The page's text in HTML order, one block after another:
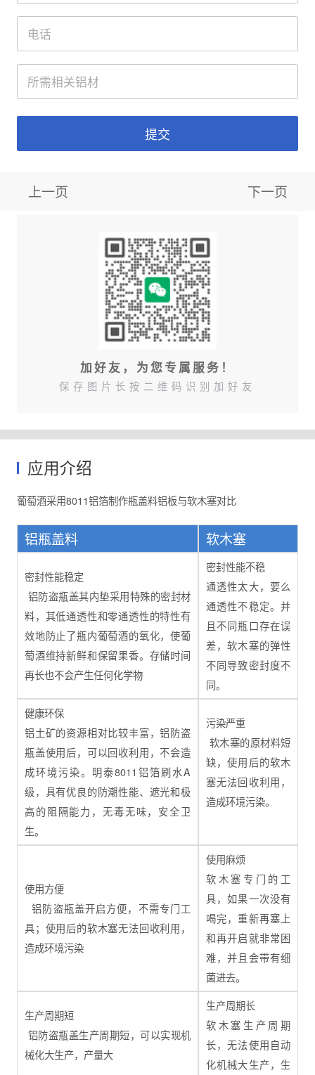
提交
上一页 下一页
加好友，为您专属服务！
保存图片长按二维码识别加好友
应用介绍
葡萄酒采用8011铝箔制作瓶盖料铝板与软木塞对比
铝瓶盖料 软木塞
密封性能稳定
铝防盗瓶盖其内垫采用特殊的密封材
料，其低通透性和零通透性的特性有
效地防止了瓶内葡萄酒的氧化，使葡
萄酒维持新鲜和保留果香。存储时间
再长也不会产生任何化学物
密封性能不稳
通透性太大，要么
通透性不稳定。并
且不同瓶口存在误
差，软木塞的弹性
不同导致密封度不
同。
健康环保
铝土矿的资源相对比较丰富，铝防盗
瓶盖使用后，可以回收利用，不会造
成环境污染。明泰8011铝箔刷水A
级， 具有优良的防潮性能、遮光和极
高的阻隔能力， 无毒无味，安全卫
生。
污染严重
软木塞的原材料短
缺，使用后的软木
塞无法回收利用，
造成环境污染。
使用方便
铝防盗瓶盖开启方便，不需专门工
具；使用后的软木塞无法回收利用，
造成环境污染
使用麻烦
软木塞专门的工
具，如果一次没有
喝完，重新再塞上
和再开启就非常困
难，并且会带有细
菌进去。
生产周期短
铝防盗瓶盖生产周期短，可以实现机
械化大生产，产量大
生产周期长
软木塞生产周期
长，无法使用自动
化机械大生产，生